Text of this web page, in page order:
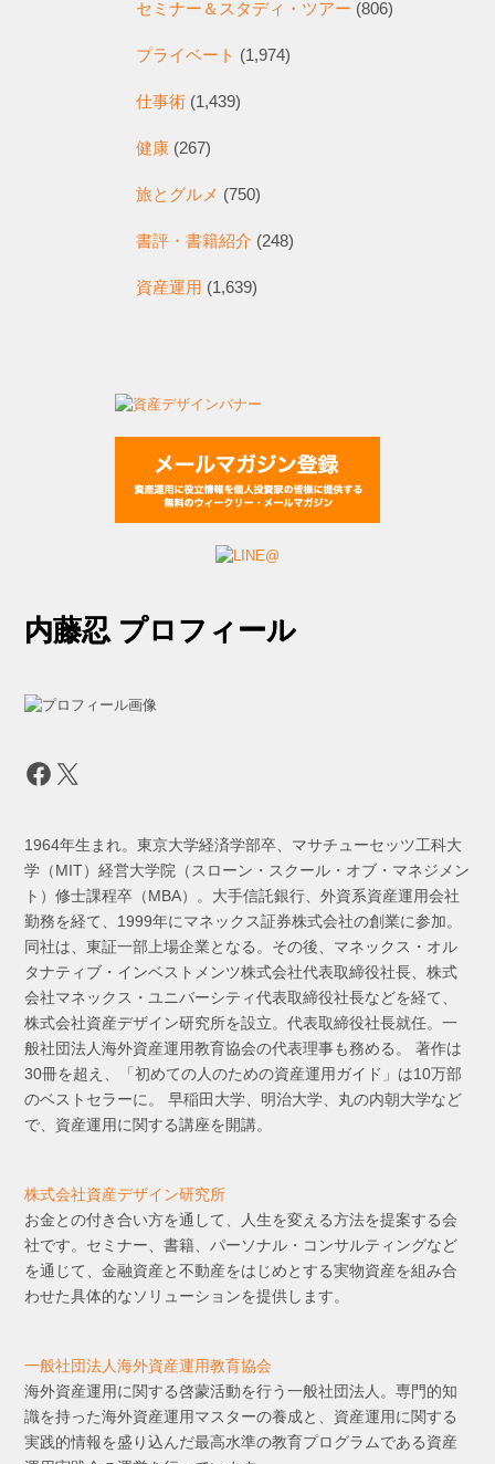
セミナー＆スタディ・ツアー (806)
プライベート (1,974)
仕事術(1,439)
健康(267)
旅とグルメ (750)
書評・書籍紹介 (248)
資産運用 (1,639)
内藤忍 プロフィール
Facebook
X
1964年生まれ。東京大学経済学部卒、マサチューセッツ工科大
学（MIT）経営大学院（スローン・スクール・オブ・マネジメン
ト）修士課程卒（MBA）。大手信託銀行、外資系資産運用会社
勤務を経て、1999年にマネックス証券株式会社の創業に参加。
同社は、東証一部上場企業となる。その後、マネックス・オル
タナティブ・インベストメンツ株式会社代表取締役社長、株式
会社マネックス・ユニバーシティ代表取締役社長などを経て、
株式会社資産デザイン研究所を設立。代表取締役社長就任。一
般社団法人海外資産運用教育協会の代表理事も務める。 著作は
30冊を超え、「初めての人のための資産運用ガイド」は10万部
のベストセラーに。 早稲田大学、明治大学、丸の内朝大学など
で、資産運用に関する講座を開講。
株式会社資産デザイン研究所
お金との付き合い方を通して、人生を変える方法を提案する会
社です。セミナー、書籍、パーソナル・コンサルティングなど
を通じて、金融資産と不動産をはじめとする実物資産を組み合
わせた具体的なソリューションを提供します。
一般社団法人海外資産運用教育協会
海外資産運用に関する啓蒙活動を行う一般社団法人。専門的知
識を持った海外資産運用マスターの養成と、資産運用に関する
実践的情報を盛り込んだ最高水準の教育プログラムである資産